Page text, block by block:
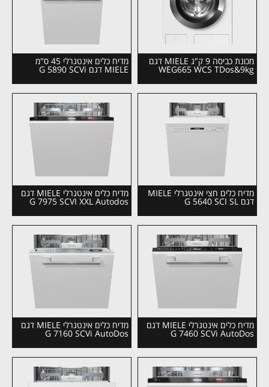
מכונת כביסה 9 ק"ג MIELE דגם
WEG665 WCS TDos&9kg
מדיח כלים אינטגרלי 45 ס"מ
MIELE דגם G 5890 SCVi
מדיח כלים חצי אינטגרלי MIELE
דגם G 5640 SCI SL
מדיח כלים אינטגרלי MIELE דגם
G 7975 SCVI XXL Autodos
מדיח כלים אינטגרלי MIELE דגם
G 7460 SCVi AutoDos
מדיח כלים אינטגרלי MIELE דגם
G 7160 SCVi AutoDos